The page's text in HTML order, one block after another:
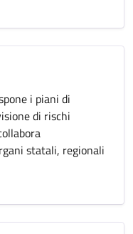
i piani di
di rischi
statali, regionali